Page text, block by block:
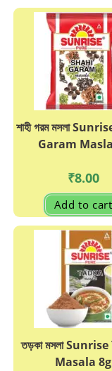
শাহী গরম মসলা
Garam
₹8.00
Add to cart
তড়কা মসলা
Masala 8g